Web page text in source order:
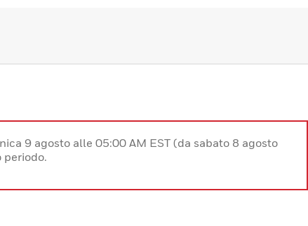
9 agosto alle 05:00 AM EST (da sabato 8 agosto
periodo.